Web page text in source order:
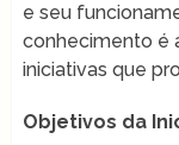
e seu
conhecimento é
iniciativas que
Objetivos da